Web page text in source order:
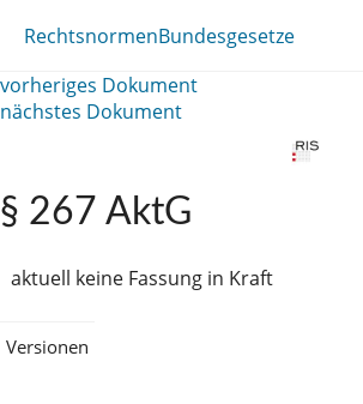
RechtsnormenBundesgesetze
vorheriges Dokument
nächstes Dokument
§ 267 AktG
aktuell keine Fassung in Kraft
Versionen